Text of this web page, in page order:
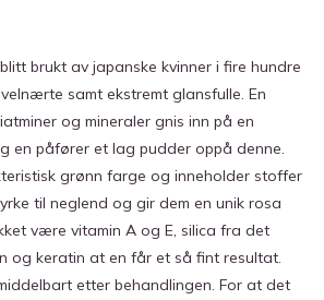
brukt av japanske kvinner i fire hundre
samt ekstremt glansfulle. En
og mineraler gnis inn på en
en påfører et lag pudder oppå denne.
grønn farge og inneholder stoffer
til neglend og gir dem en unik rosa
være vitamin A og E, silica fra det
og keratin at en får et så fint resultat.
etter behandlingen. For at det